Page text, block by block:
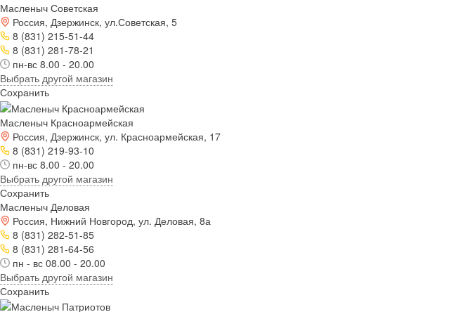
Масленыч Советская
Россия, Дзержинск, ул.Советская, 5
8 (831) 215-51-44
8 (831) 281-78-21
пн-вс 8.00 - 20.00
Выбрать другой магазин
Сохранить
Масленыч Красноармейская
Россия, Дзержинск, ул. Красноармейская, 17
8 (831) 219-93-10
пн-вс 8.00 - 20.00
Выбрать другой магазин
Сохранить
Масленыч Деловая
Россия, Нижний Новгород, ул. Деловая, 8а
8 (831) 282-51-85
8 (831) 281-64-56
пн - вс 08.00 - 20.00
Выбрать другой магазин
Сохранить